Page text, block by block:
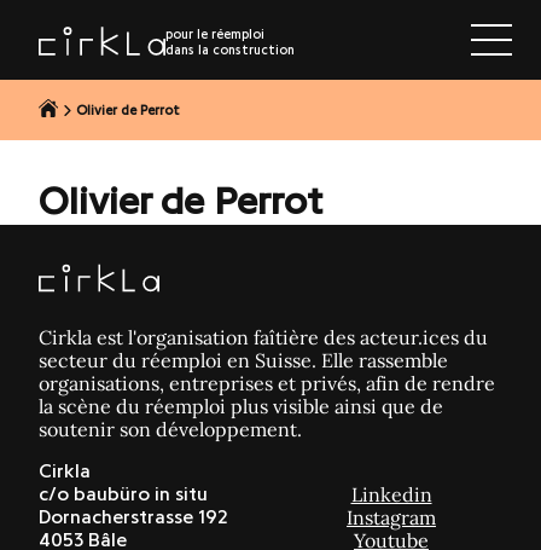
contenu
pour le réemploi
dans la construction
Olivier de Perrot
Olivier de Perrot
Cirkla est l'organisation faîtière des acteur.ices du
secteur du réemploi en Suisse. Elle rassemble
organisations, entreprises et privés, afin de rendre
la scène du réemploi plus visible ainsi que de
soutenir son développement.
Cirkla
c/o baubüro in situ
Dornacherstrasse 192
4053 Bâle
Linkedin
Instagram
Youtube